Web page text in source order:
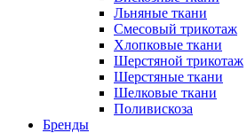
Льняные ткани
Смесовый трикотаж
Хлопковые ткани
Шерстяной трикотаж
Шерстяные ткани
Шелковые ткани
Поливискоза
Бренды